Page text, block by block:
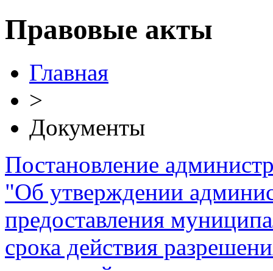
Правовые акты
Главная
>
Документы
Постановление
"Об утверждении
предоставления
срока действия